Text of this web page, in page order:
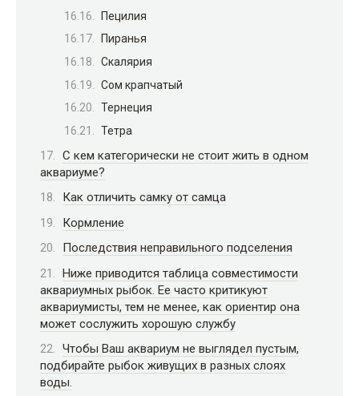
Пецилия
Пиранья
Скалярия
Сом крапчатый
Тернеция
Тетра
С кем категорически не стоит жить в одном
аквариуме?
Как отличить самку от самца
Кормление
Последствия неправильного подселения
Ниже приводится таблица совместимости
аквариумных рыбок. Ее часто критикуют
аквариумисты, тем не менее, как ориентир она
может сослужить хорошую службу
Чтобы Ваш аквариум не выглядел пустым,
подбирайте рыбок живущих в разных слоях
воды.